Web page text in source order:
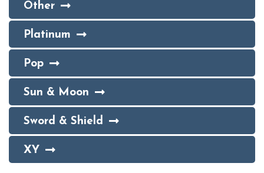
Other
Platinum
Pop
Sun & Moon
Sword & Shield
XY